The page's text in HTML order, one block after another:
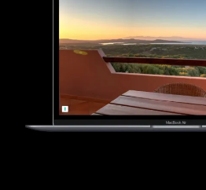
VEDI SCHEDA